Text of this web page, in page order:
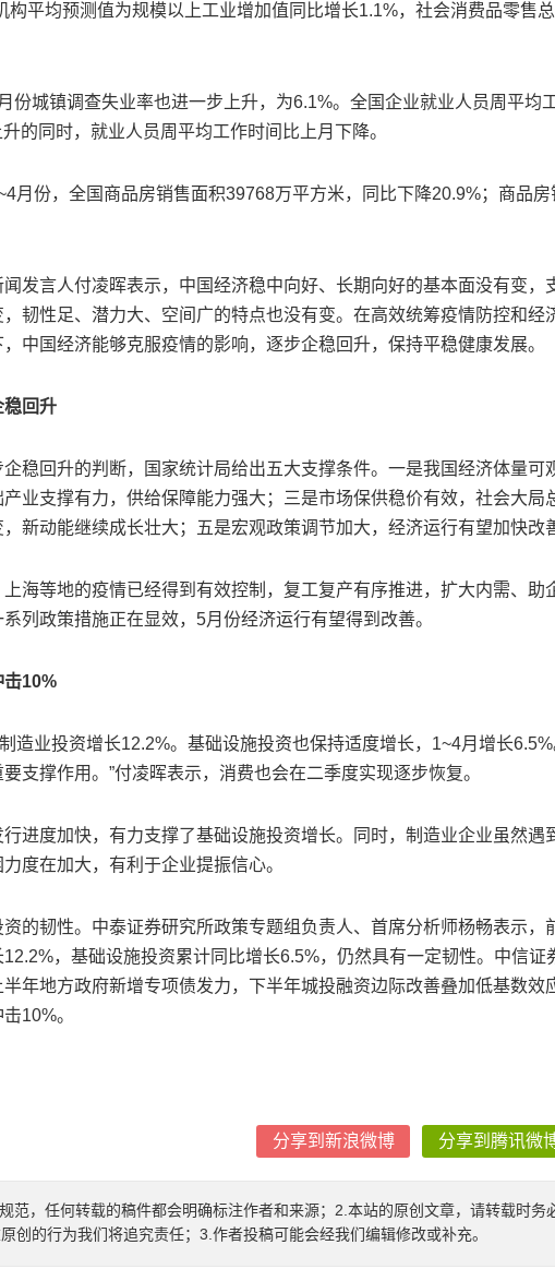
构平均预测值为规模以上工业增加值同比增长1.1%，社会消费品零售
份城镇调查失业率也进一步上升，为6.1%。全国企业就业人员周平均
的同时，就业人员周平均工作时间比上月下降。
月份，全国商品房销售面积39768万平方米，同比下降20.9%；商品
发言人付凌晖表示，中国经济稳中向好、长期向好的基本面没有变，
韧性足、潜力大、空间广的特点也没有变。在高效统筹疫情防控和经
中国经济能够克服疫情的影响，逐步企稳回升，保持平稳健康发展。
稳回升
稳回升的判断，国家统计局给出五大支撑条件。一是我国经济体量可
业支撑有力，供给保障能力强大；三是市场保供稳价有效，社会大局
新动能继续成长壮大；五是宏观政策调节加大，经济运行有望加快改
海等地的疫情已经得到有效控制，复工复产有序推进，扩大内需、助
列政策措施正在显效，5月份经济运行有望得到改善。
击10%
造业投资增长12.2%。基础设施投资也保持适度增长，1~4月增长6.5%
支撑作用。”付凌晖表示，消费也会在二季度实现逐步恢复。
进度加快，有力支撑了基础设施投资增长。同时，制造业企业虽然遇
度在加大，有利于企业提振信心。
的韧性。中泰证券研究所政策专题组负责人、首席分析师杨畅表示，
，基础设施投资累计同比增长6.5%，仍然具有一定韧性。中信证
年地方政府新增专项债发力，下半年城投融资边际改善叠加低基数效
10%。
分享到新浪微博 分享到腾讯微
范，任何转载的稿件都会明确标注作者和来源；2.本站的原创文章，请转载时务
创的行为我们将追究责任；3.作者投稿可能会经我们编辑修改或补充。